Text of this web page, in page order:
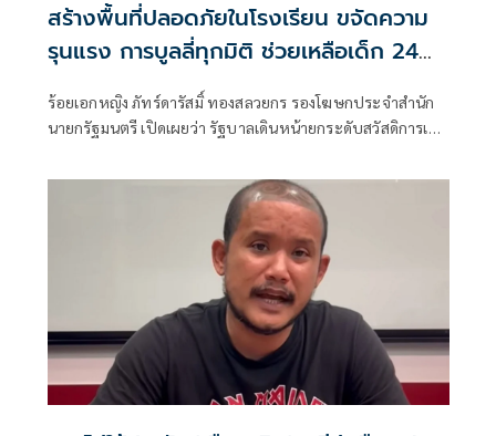
สร้างพื้นที่ปลอดภัยในโรงเรียน ขจัดความ
รุนแรง การบูลลี่ทุกมิติ ช่วยเหลือเด็ก 24
ร้อยเอกหญิง ภัทร์ดารัสมิ์ ทองสลวยกร รองโฆษกประจำสำนัก
นายกรัฐมนตรี เปิดเผยว่า รัฐบาลเดินหน้ายกระดับสวัสดิการเด็ก